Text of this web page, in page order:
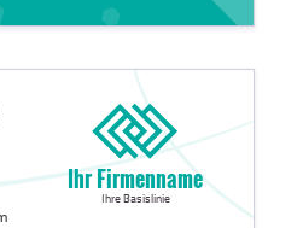
Ihr Firmenname
Ihre Basislinie